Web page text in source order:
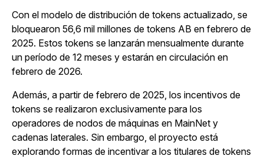
Con el modelo de distribución de tokens actualizado, se
bloquearon 56,6 mil millones de tokens AB en febrero de
2025. Estos tokens se lanzarán mensualmente durante
un período de 12 meses y estarán en circulación en
febrero de 2026.
Además, a partir de febrero de 2025, los incentivos de
tokens se realizaron exclusivamente para los
operadores de nodos de máquinas en MainNet y
cadenas laterales. Sin embargo, el proyecto está
explorando formas de incentivar a los titulares de tokens